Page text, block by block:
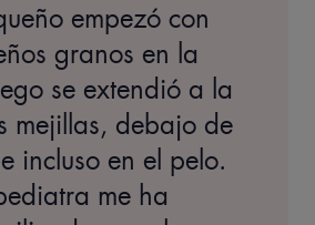
empezó con
granos en la
se extendió a la
mejillas, debajo de
incluso en el pelo.
me ha